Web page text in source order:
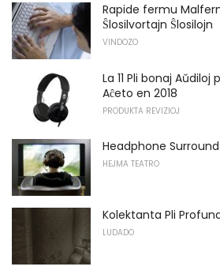
Rapide fermu
Ŝlosilvortajn Ŝlosilojn
VINDOZO
La 11 Pli bonaj
Aĉeto en 2018
PRODUKTA REVIZIOJ
Headphone
HEJMA TEATRO
Kolektanta Pli
LUDADO